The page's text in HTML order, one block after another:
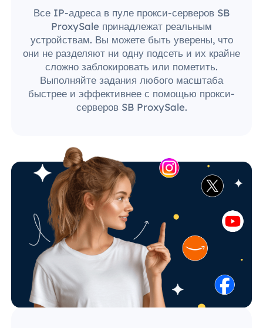
Все IP-адреса в пуле прокси-серверов SB
ProxySale принадлежат реальным
устройствам. Вы можете быть уверены, что
они не разделяют ни одну подсеть и их крайне
сложно заблокировать или пометить.
Выполняйте задания любого масштаба
быстрее и эффективнее с помощью прокси-
серверов SB ProxySale.